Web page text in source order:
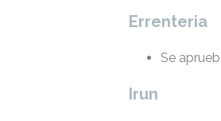
Errenteria
Se
Irun